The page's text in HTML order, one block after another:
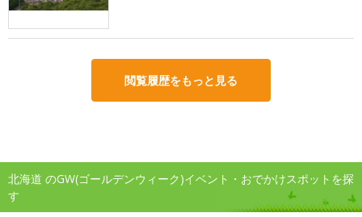
閲覧履歴をもっと見る
北海道 のGW(ゴールデンウィーク)イベント・おでかけスポットを探
す